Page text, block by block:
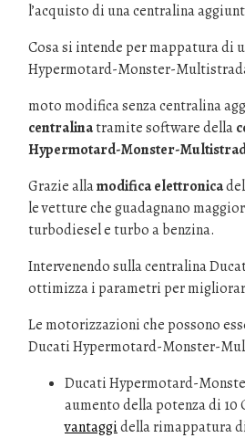
l’acquisto di una centralina
Cosa si intende per mappatura di
Hypermotard-Monster-
moto modifica senza centralina
centralinatramite software della
Hypermotard-Monster-
Grazie allamodifica elettronica
le vetture che guadagnano
turbodiesel e turbo a benzina.
Intervenendo sulla centralina
ottimizza i parametri per
Le motorizzazioni che possono
Ducati Hypermotard-Monster-
Ducati Hypermotard-
aumento della potenza di 10
vantaggidella rimappatura